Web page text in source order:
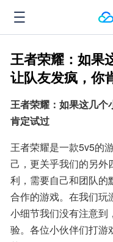
王者荣耀：如果
让队友发疯，你
王者荣耀：如果这几个
肯定试过
王者荣耀是一款5v5的
己，更关乎我们的另
利，需要自己和团队的
合作的游戏。在我们玩
小细节我们没有注意到
验。各位小伙伴们打游